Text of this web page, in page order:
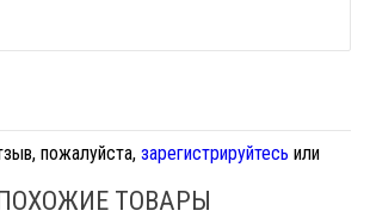
пожалуйста, зарегистрируйтесь или
ТОВАРЫ